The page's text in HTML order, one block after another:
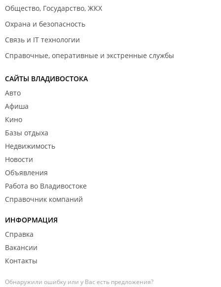
Общество, Государство, ЖКХ
Охрана и безопасность
Связь и IT технологии
Справочные, оперативные и экстренные службы
САЙТЫ ВЛАДИВОСТОКА
Авто
Афиша
Кино
Базы отдыха
Недвижимость
Новости
Объявления
Работа во Владивостоке
Справочник компаний
ИНФОРМАЦИЯ
Справка
Вакансии
Контакты
Обнаружили ошибку или у Вас есть предложения?